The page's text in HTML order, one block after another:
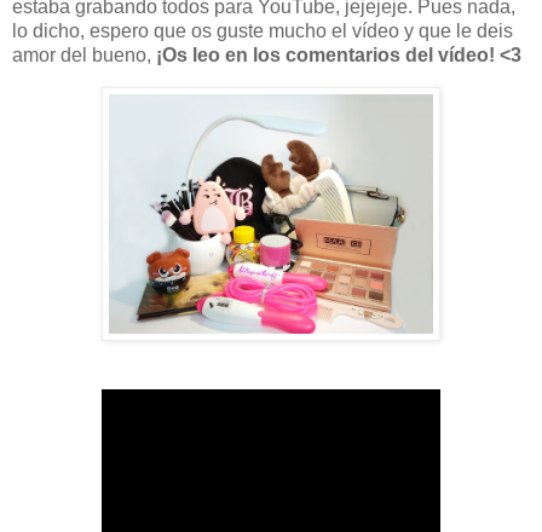
estaba grabando todos para YouTube, jejejeje. Pues nada,
lo dicho, espero que os guste mucho el vídeo y que le deis
amor del bueno, ¡Os leo en los comentarios del vídeo! <3